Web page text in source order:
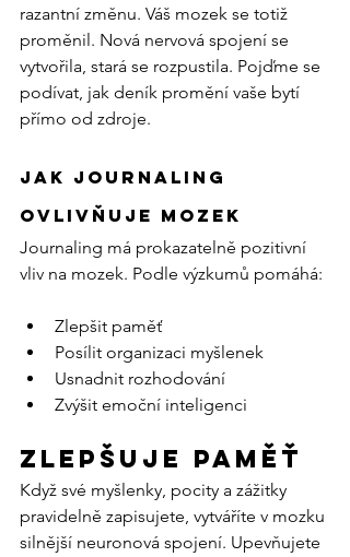
razantní změnu. Váš mozek se totiž
proměnil. Nová nervová spojení se
vytvořila, stará se rozpustila. Pojďme se
podívat, jak deník promění vaše bytí
přímo od zdroje.
Jak journaling
ovlivňuje mozek
Journaling má prokazatelně pozitivní
vliv na mozek. Podle výzkumů pomáhá:
Zlepšit paměť
Posílit organizaci myšlenek
Usnadnit rozhodování
Zvýšit emoční inteligenci
Zlepšuje paměť
Když své myšlenky, pocity a zážitky
pravidelně zapisujete, vytváříte v mozku
silnější neuronová spojení. Upevňujete